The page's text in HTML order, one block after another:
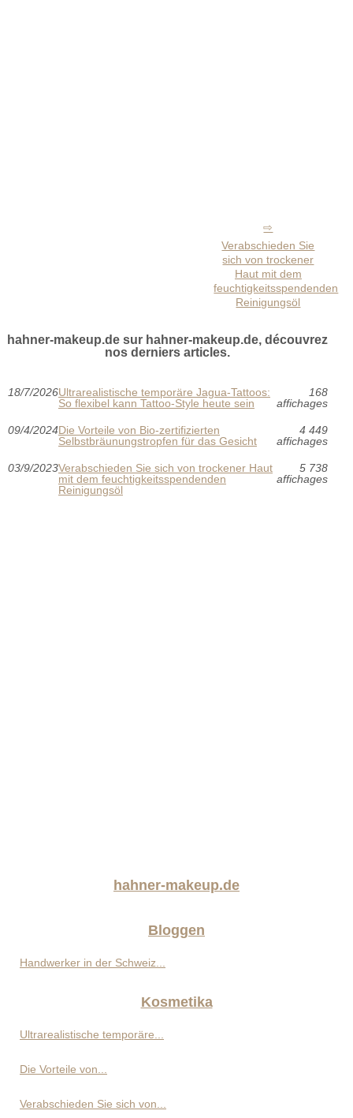
Verabschieden Sie
sich von trockener
Haut mit dem
feuchtigkeitsspendenden
Reinigungsöl
hahner-makeup.de sur hahner-makeup.de, découvrez
nos derniers articles.
18/7/2026Ultrarealistische temporäre Jagua-Tattoos:
So flexibel kann Tattoo-Style heute sein
168
affichages
09/4/2024Die Vorteile von Bio-zertifizierten
Selbstbräunungstropfen für das Gesicht
4 449
affichages
03/9/2023Verabschieden Sie sich von trockener Haut
mit dem feuchtigkeitsspendenden
Reinigungsöl
5 738
affichages
hahner-makeup.de
Bloggen
Handwerker in der Schweiz...
Kosmetika
Ultrarealistische temporäre...
Die Vorteile von...
Verabschieden Sie sich von...